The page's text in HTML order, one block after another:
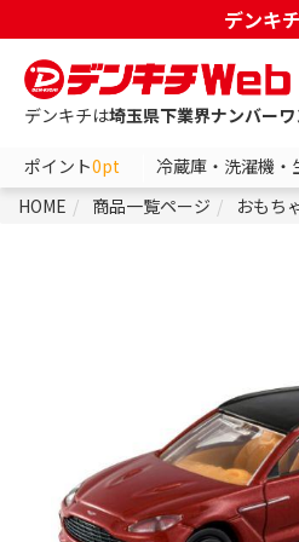
デンキ
デンキチは埼玉県下業界ナンバー
ポイント0pt 冷蔵庫・洗濯機・
HOME
商品一覧ページ おもち